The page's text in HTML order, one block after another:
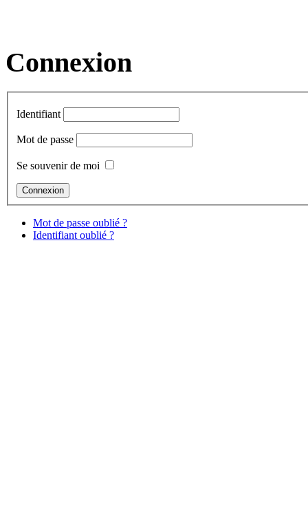
Connexion
Identifiant
Mot de passe
Se souvenir de moi
Mot de passe oublié ?
Identifiant oublié ?